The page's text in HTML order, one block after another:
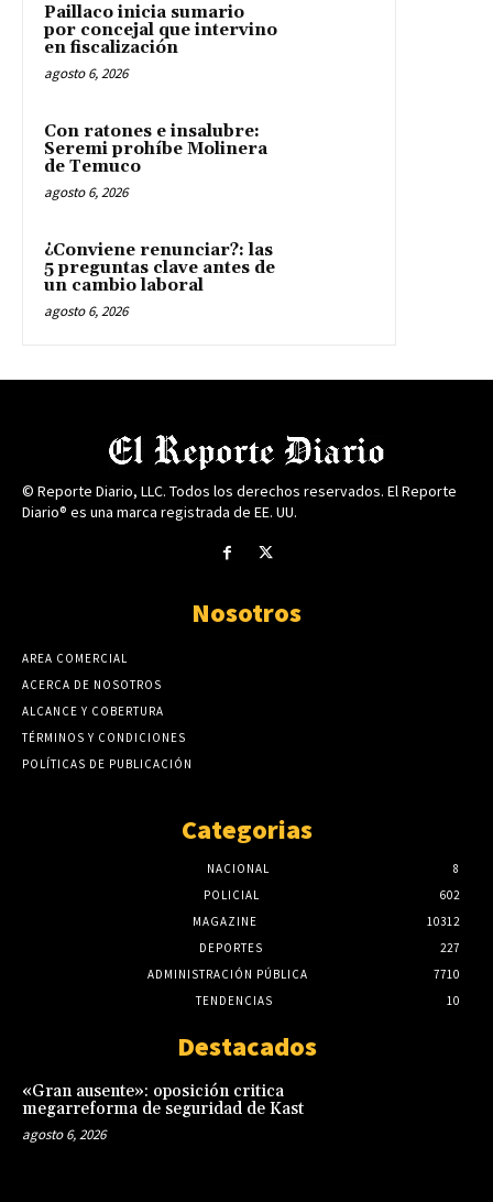
Paillaco inicia sumario
por concejal que intervino
en fiscalización
agosto 6, 2026
Con ratones e insalubre:
Seremi prohíbe Molinera
de Temuco
agosto 6, 2026
¿Conviene renunciar?: las
5 preguntas clave antes de
un cambio laboral
agosto 6, 2026
© Reporte Diario, LLC. Todos los derechos reservados. El Reporte
Diario® es una marca registrada de EE. UU.
Nosotros
AREA COMERCIAL
ACERCA DE NOSOTROS
ALCANCE Y COBERTURA
TÉRMINOS Y CONDICIONES
POLÍTICAS DE PUBLICACIÓN
Categorias
NACIONAL
8
POLICIAL
602
MAGAZINE
10312
DEPORTES
227
ADMINISTRACIÓN PÚBLICA
7710
TENDENCIAS
10
Destacados
«Gran ausente»: oposición critica
megarreforma de seguridad de Kast
agosto 6, 2026